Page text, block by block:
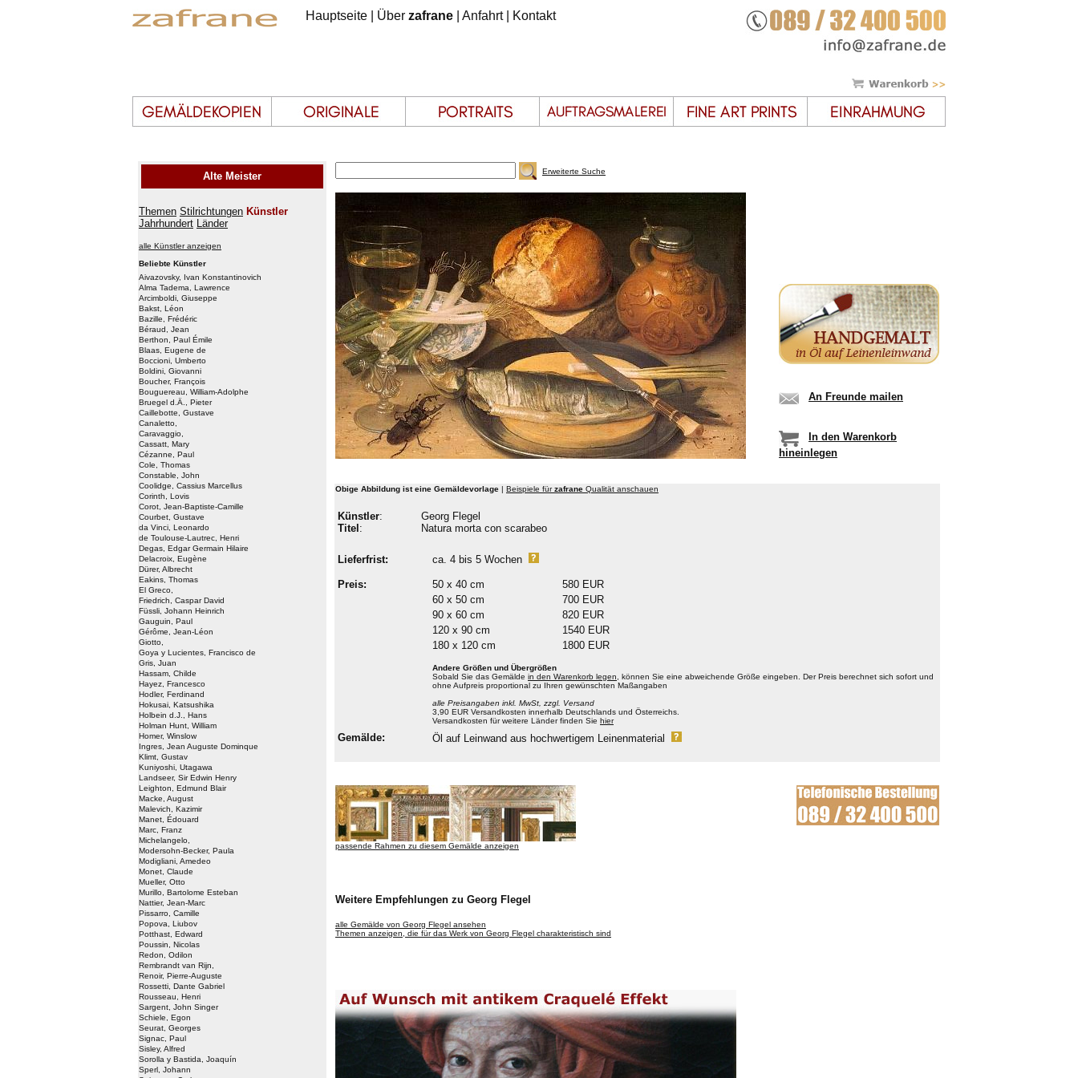
Hauptseite Über zafrane Anfahrt| Kontakt
Alte Meister
Themen Stilrichtungen Künstler
Jahrhundert Länder
alle Künstler anzeigen
Beliebte Künstler
Aivazovsky, Ivan Konstantinovich
Alma Tadema, Lawrence
Arcimboldi, Giuseppe
Bakst, Léon
Bazille, Frédéric
Béraud, Jean
Berthon, Paul Émile
Blaas, Eugene de
Boccioni, Umberto
Boldini, Giovanni
Boucher, François
Bouguereau, William-Adolphe
Bruegel d.Ä., Pieter
Caillebotte, Gustave
Canaletto,
Caravaggio,
Cassatt, Mary
Cézanne, Paul
Cole, Thomas
Constable, John
Coolidge, Cassius Marcellus
Corinth, Lovis
Corot, Jean-Baptiste-Camille
Courbet, Gustave
da Vinci, Leonardo
de Toulouse-Lautrec, Henri
Degas, Edgar Germain Hilaire
Delacroix, Eugène
Dürer, Albrecht
Eakins, Thomas
El Greco,
Friedrich, Caspar David
Füssli, Johann Heinrich
Gauguin, Paul
Gérôme, Jean-Léon
Giotto,
Goya y Lucientes, Francisco de
Gris, Juan
Hassam, Childe
Hayez, Francesco
Hodler, Ferdinand
Hokusai, Katsushika
Holbein d.J., Hans
Holman Hunt, William
Homer, Winslow
Ingres, Jean Auguste Dominque
Klimt, Gustav
Kuniyoshi, Utagawa
Landseer, Sir Edwin Henry
Leighton, Edmund Blair
Macke, August
Malevich, Kazimir
Manet, Édouard
Marc, Franz
Michelangelo,
Modersohn-Becker, Paula
Modigliani, Amedeo
Monet, Claude
Mueller, Otto
Murillo, Bartolome Esteban
Nattier, Jean-Marc
Pissarro, Camille
Popova, Liubov
Potthast, Edward
Poussin, Nicolas
Redon, Odilon
Rembrandt van Rijn,
Renoir, Pierre-Auguste
Rossetti, Dante Gabriel
Rousseau, Henri
Sargent, John Singer
Schiele, Egon
Seurat, Georges
Signac, Paul
Sisley, Alfred
Sorolla y Bastida, Joaquín
Sperl, Johann
Erweiterte Suche
An Freunde mailen
In den Warenkorb
hineinlegen
Obige Abbildung ist eine Gemäldevorlage | Beispiele fürzafrane Qualität anschauen
Künstler:
Titel :
Georg Flegel
Natura morta con scarabeo
Lieferfrist: ca. 4 bis 5 Wochen
Preis: 50 x 40 cm
580 EUR
60 x 50 cm
700 EUR
90 x 60 cm
820 EUR
120 x 90 cm
1540 EUR
180 x 120 cm
1800 EUR
Andere Größen und Übergrößen
Sobald Sie das Gemälde in den Warenkorb legen , können Sie eine abweichende Größe eingeben. Der Preis berechnet sich sofort und
ohne Aufpreis proportional zu Ihren gewünschten Maßangaben
alle Preisangaben inkl. MwSt, zzgl. Versand
3,90 EUR Versandkosten innerhalb Deutschlands und Österreichs.
Versandkosten für weitere Länder finden Sie hier
Gemälde: Öl auf Leinwand aus hochwertigem Leinenmaterial
passende Rahmen zu diesem Gemälde anzeigen
Weitere Empfehlungen zu Georg Flegel
alle Gemälde von Georg Flegel ansehen
Themen anzeigen, die für das Werk von Georg Flegel charakteristisch sind